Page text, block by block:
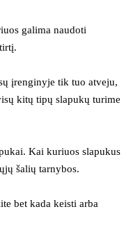
galima naudoti
įrenginyje tik tuo atveju,
kitų tipų slapukų turime
Kai kuriuos slapukus
šalių tarnybos.
bet kada keisti arba